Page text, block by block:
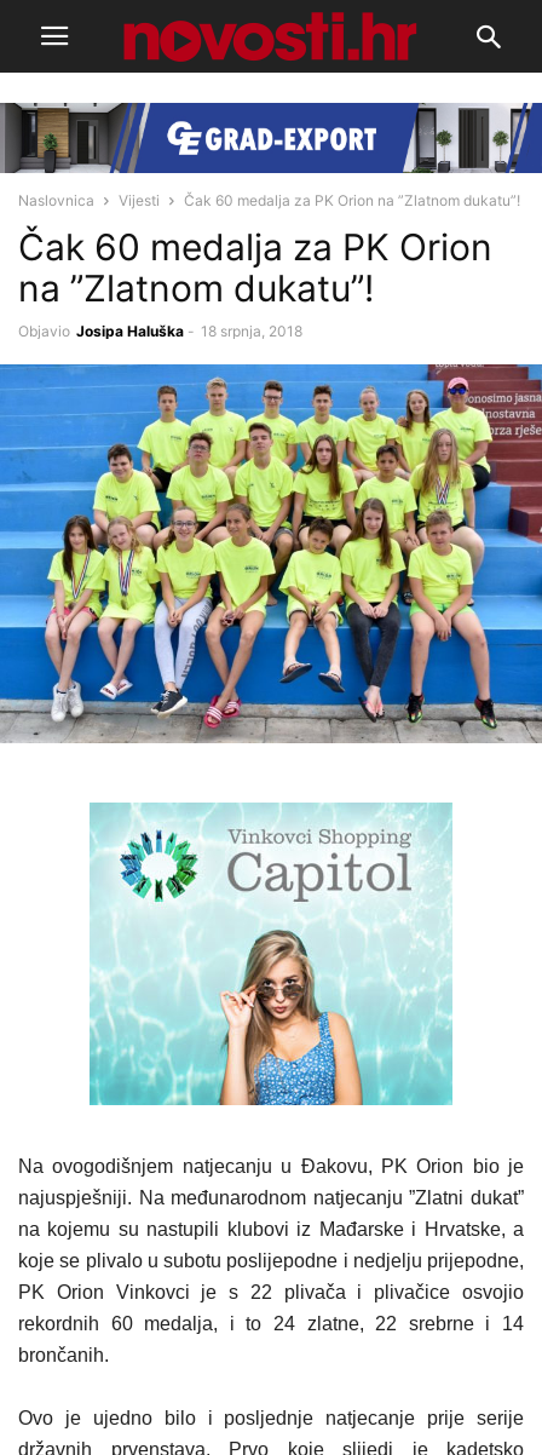
Naslovnica Vijesti Čak 60 medalja za PK Orion na ”Zlatnom dukatu”!
Čak 60 medalja za PK Orion
na ”Zlatnom dukatu”!
Objavio Josipa Haluška - 18 srpnja, 2018
Na ovogodišnjem natjecanju u Đakovu, PK Orion bio je
najuspješniji. Na međunarodnom natjecanju ”Zlatni dukat”
na kojemu su nastupili klubovi iz Mađarske i Hrvatske, a
koje se plivalo u subotu poslijepodne i nedjelju prijepodne,
PK Orion Vinkovci je s 22 plivača i plivačice osvojio
rekordnih 60 medalja, i to 24 zlatne, 22 srebrne i 14
brončanih.
Ovo je ujedno bilo i posljednje natjecanje prije serije
državnih prvenstava. Prvo koje slijedi je kadetsko